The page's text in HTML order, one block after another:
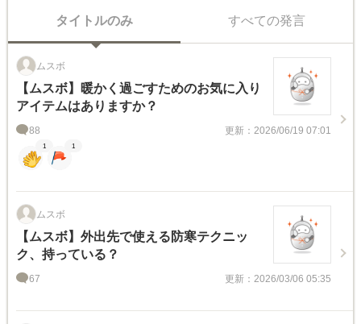
タイトルのみ すべての発言
ムスボ
【ムスボ】暖かく過ごすためのお気に入り
アイテムはありますか？
88 更新：2026/06/19 07:01
1 1
ムスボ
【ムスボ】外出先で使える防寒テクニッ
ク、持っている？
67 更新：2026/03/06 05:35